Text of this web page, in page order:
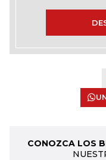
CONOZCA LOS